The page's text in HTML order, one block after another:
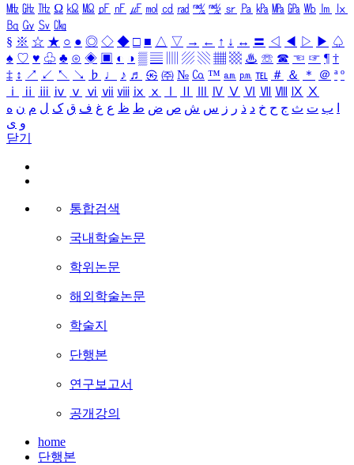
㎒ ㎓ ㎔ Ω ㏀ ㏁ ㎊ ㎋ ㎌ ㏖ ㏅ ㎭ ㎮ ㎯ ㏛ ㎩ ㎪ ㎫ ㎬ ㏝ ㏐
㏓
㏃ ㏉ ㏜ ㏆
§ ※ ☆ ★ ○ ● ◎ ◇ ◆ □ ■ △ ▽ → ← ↑ ↓ ↔ 〓 ◁ ◀ ▷ ▶ ♤
♠ ♡ ♥ ♧ ♣ ⊙ ◈ ▣ ◐ ◑ ▒ ▤ ▨ ▧ ▦ ▩ ♨ ☏ ☎ ☜ ☞ ¶ †
‡ ↕ ↗ ↙ ↖ ↘ ♭ ♩ ♪ ♬ ㉿ ㈜ № ㏇ ™ ㏂ ㏘ ℡ ＃ ＆ ＊ ＠ ª º
ⅰ
ⅱ ⅲ ⅳ ⅴ ⅵ ⅶ ⅷ ⅸ ⅹ Ⅳ Ⅴ Ⅵ Ⅶ Ⅷ Ⅸ Ⅹ
ب ت ث ج ح خ د ذ ر ز س ش ص ض ط ظ ع غ ف ق ک ل م ن ه
و ی
닫기
통합검색
국내학술논문
학위논문
해외학술논문
학술지
단행본
연구보고서
공개강의
home
단행본